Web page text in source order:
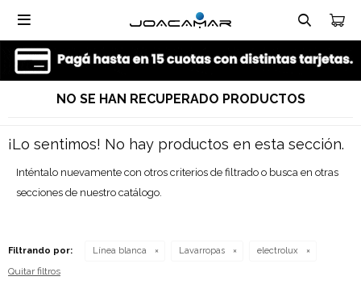

NO SE HAN RECUPERADO PRODUCTOS
¡Lo sentimos! No hay productos en esta sección.
Inténtalo nuevamente con otros criterios de filtrado o busca en otras
secciones de nuestro catálogo.
Filtrando por: Línea blanca Lavarropas electrolux
Quitar filtros